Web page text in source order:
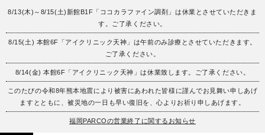
8/13(木)～8/15(土)新館B1F「ココカラファイン調剤」は休業とさせていただきま
す。ご了承ください。
8/15(土) 本館6F「アイクリニック天神」は午前のみ診療とさせていただきます。
ご了承ください。
8/14(金) 本館6F「アイクリニック天神」は休業致します。ご了承ください。
このたびの令和8年熊本地震により被害にあわれた皆様に謹んでお見舞い申しあげ
ますとともに、被災地の一日も早い復旧を、心よりお祈り申しあげます。
福岡PARCOの営業終了に関するお知らせ
フロアガイド
施設案内・アクセス
イベント・ポップアップ
ENGLISH
繁体字
簡体字